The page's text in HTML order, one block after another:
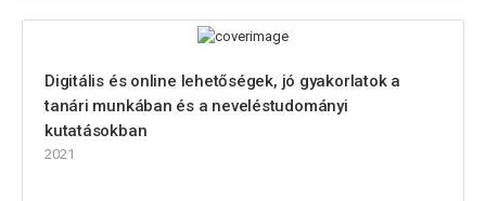
Digitális és online lehetőségek, jó gyakorlatok a
tanári munkában és a neveléstudományi
kutatásokban
2021